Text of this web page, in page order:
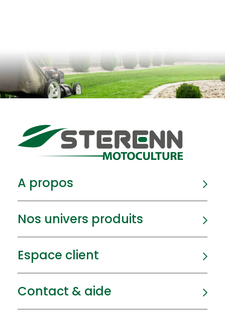
A propos
Nos univers produits
Espace client
Contact & aide